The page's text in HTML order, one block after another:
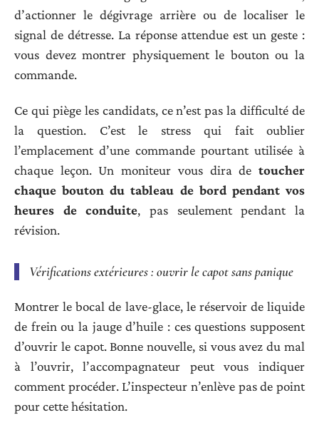
d’actionner le dégivrage arrière ou de localiser le
signal de détresse. La réponse attendue est un geste :
vous devez montrer physiquement le bouton ou la
commande.
Ce qui piège les candidats, ce n’est pas la difficulté de
la question. C’est le stress qui fait oublier
l’emplacement d’une commande pourtant utilisée à
chaque leçon. Un moniteur vous dira de toucher
chaque bouton du tableau de bord pendant vos
heures de conduite, pas seulement pendant la
révision.
Vérifications extérieures : ouvrir le capot sans panique
Montrer le bocal de lave-glace, le réservoir de liquide
de frein ou la jauge d’huile : ces questions supposent
d’ouvrir le capot. Bonne nouvelle, si vous avez du mal
à l’ouvrir, l’accompagnateur peut vous indiquer
comment procéder. L’inspecteur n’enlève pas de point
pour cette hésitation.